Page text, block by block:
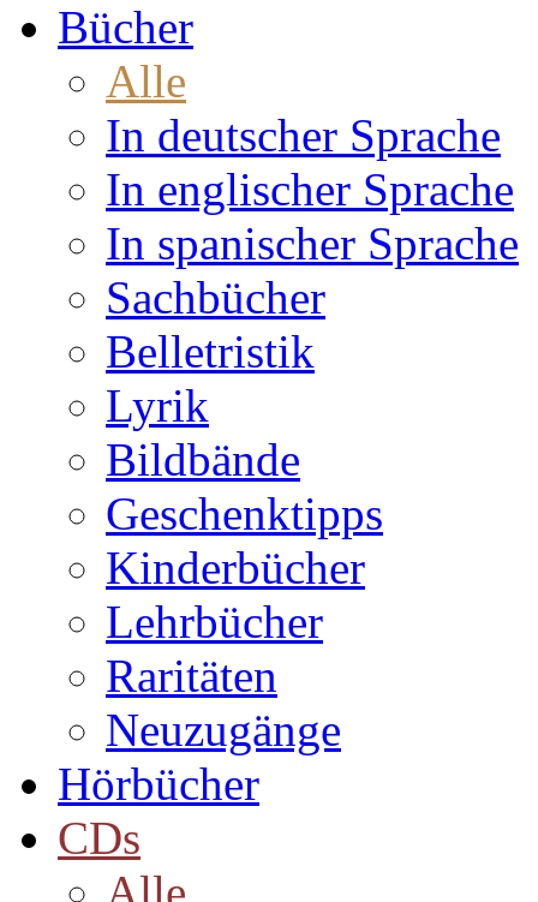
Bücher
Alle
In deutscher Sprache
In englischer Sprache
In spanischer Sprache
Sachbücher
Belletristik
Lyrik
Bildbände
Geschenktipps
Kinderbücher
Lehrbücher
Raritäten
Neuzugänge
Hörbücher
CDs